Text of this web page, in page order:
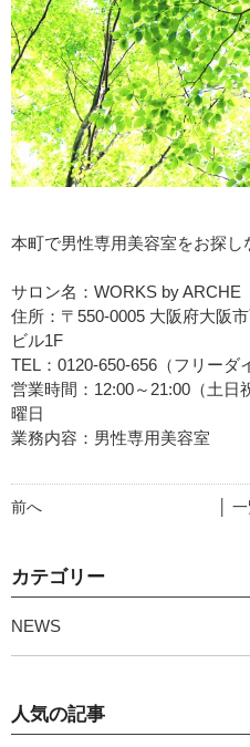
本町で男性専用美容室をお探し
サロン名：WORKS by ARCHE
住所：〒550-0005 大阪府大阪
ビル1F
TEL：0120-650-656（フリー
営業時間：12:00～21:00（土
曜日
業務内容：男性専用美容室
前へ │
カテゴリー
NEWS
人気の記事